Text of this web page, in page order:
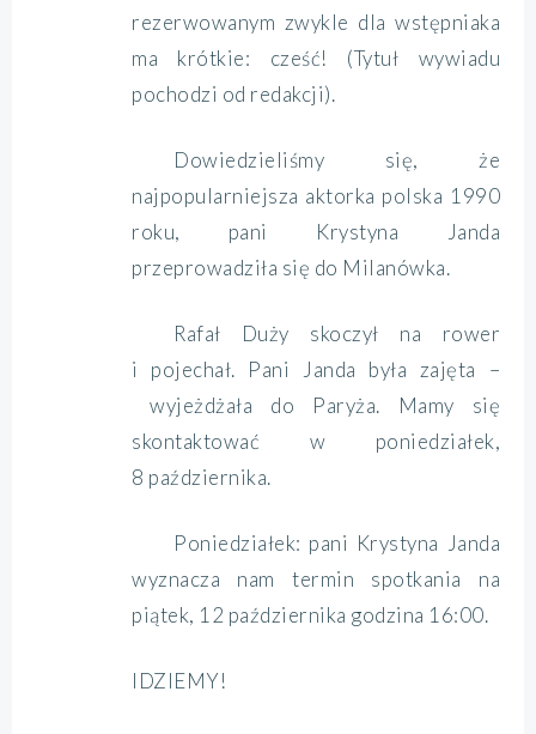
rezerwowanym zwykle dla wstępniaka
ma krótkie: cześć! (Tytuł wywiadu
pochodzi od redakcji).
Dowiedzieliśmy się, że
najpopularniejsza aktorka polska 1990
roku, pani Krystyna Janda
przeprowadziła się do Milanówka.
Rafał Duży skoczył na rower
i pojechał. Pani Janda była zajęta –
wyjeżdżała do Paryża. Mamy się
skontaktować w poniedziałek,
8 października.
Poniedziałek: pani Krystyna Janda
wyznacza nam termin spotkania na
piątek, 12 października godzina 16:00.
IDZIEMY!